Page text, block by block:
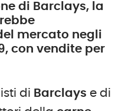
di Barclays, la
mercato negli
con vendite per
di Barclays e di